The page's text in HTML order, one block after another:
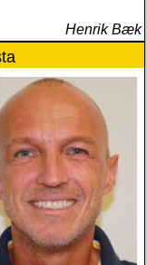
Henrik Bæk